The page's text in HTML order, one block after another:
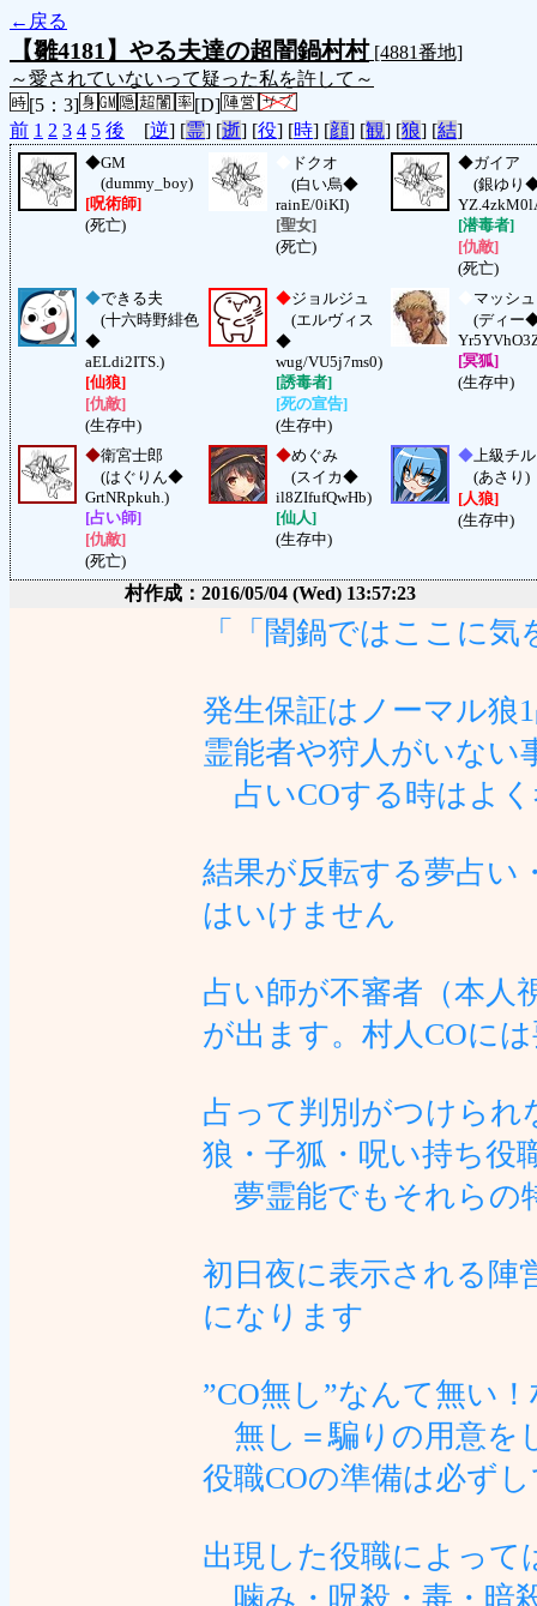
←戻る
【雛4181】やる夫達の超闇鍋村村[4881番地]
～愛されていないって疑った私を許して～
[5：3]
[D]
前 1 2 3 4 5 後 [逆] [霊] [逝] [役] [時] [顔] [観] [狼] [結]
◆GM
(dummy_boy)
[呪術師]
(死亡)
ドクオ
(白い烏◆
rainE/0iKI)
[聖女]
(死亡)
◆ガイア
(銀ゆり
[潜毒者]
[仇敵]
(死亡)
◆できる夫
(十六時野緋色
◆
aELdi2ITS.)
[仙狼]
[仇敵]
(生存中)
◆ジョルジュ
(エルヴィス
◆
wug/VU5j7ms0)
[誘毒者]
[死の宣告]
(生存中)
マッシュ
(ディー
[冥狐]
(生存中)
◆衛宮士郎
(はぐりん◆
GrtNRpkuh.)
[占い師]
[仇敵]
(死亡)
◆めぐみ
(スイカ◆
il8ZIfufQwHb)
[仙人]
(生存中)
◆上級チ
(あさり)
[人狼]
(生存中)
村作成：2016/05/04 (Wed) 13:57:23
「「闇鍋ではここに
発生保証はノーマル狼
霊能者や狩人がいない
占いCOする時はよ
結果が反転する夢占い
はいけません
占い師が不審者（本人
が出ます。村人COに
占って判別がつけられ
狼・子狐・呪い持ち役
夢霊能でもそれらの
初日夜に表示される
になります
”CO無し”なんて無い
無し＝騙りの用意を
役職COの準備は必ず
出現した役職によって
噛み・呪殺・毒・暗